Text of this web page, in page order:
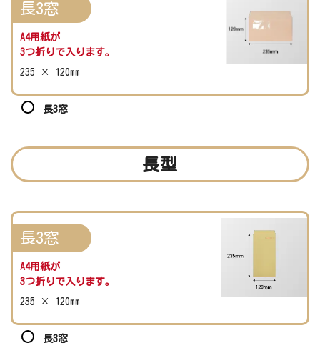
長3窓
A4用紙が
3つ折りで入ります。
235 × 120mm
長3窓
長型
長3窓
A4用紙が
3つ折りで入ります。
235 × 120mm
長3窓